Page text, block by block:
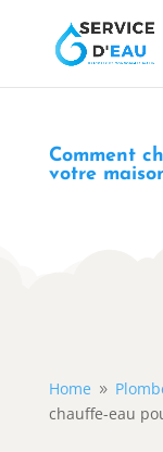
Comment
votre
Home 9
chauffe-eau